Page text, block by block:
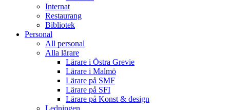
Internat
Restaurang
Bibliotek
Personal
All personal
Alla lärare
Lärare i Östra Grevie
Lärare i Malmö
Lärare på SMF
Lärare på SFI
Lärare på Konst & design
Ledningen